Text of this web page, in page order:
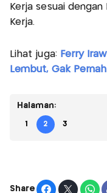
Kerja sesuai
Kerja.
Lihat juga: Ferry
Lembut, Gak
Halaman:
1 2 3
Share